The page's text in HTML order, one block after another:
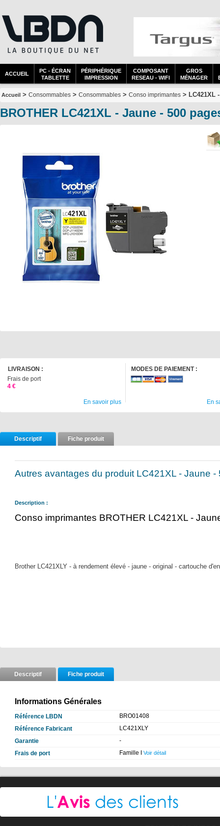
ACCUEIL
PC - ÉCRAN
TABLETTE
PÉRIPHÉRIQUE
IMPRESSION
COMPOSANT
RESEAU - WIFI
GROS
MÉNAGER
Accueil > Consommables > Consommables > Conso imprimantes > LC421XL
BROTHER LC421XL - Jaune - 500
LIVRAISON :
Frais de port
4 €
En savoir plus
MODES DE PAIEMENT :
En
Descriptif Fiche produit
Autres avantages du produit LC421XL - Jaune -
Description :
Conso imprimantes BROTHER LC421XL -
Brother LC421XLY - à rendement élevé - jaune - original - cartouche
Descriptif Fiche produit
Informations Générales
Référence LBDN
BRO01408
Référence Fabricant
LC421XLY
Garantie
-
Frais de port
Famille I Voir détail